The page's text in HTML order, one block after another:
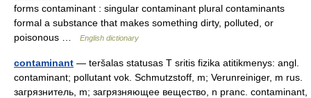
forms contaminant : singular contaminant plural contaminants
formal a substance that makes something dirty, polluted, or
poisonous …
English dictionary
contaminant — teršalas statusas T sritis fizika atitikmenys: angl.
contaminant; pollutant vok. Schmutzstoff, m; Verunreiniger, m rus.
загрязнитель, m; загрязняющее вещество, n pranc. contaminant,